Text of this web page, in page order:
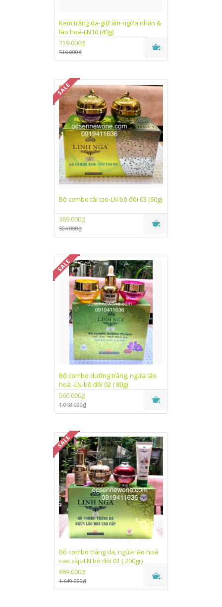
Kem trắng da-giữ ẩm-ngừa nhăn &
lão hoá-LN10 (40g)
319.000₫
516.000₫
Bộ combo tái tạo-LN bộ đôi 03 (60g)
389.000₫
504.000₫
Bộ combo dưỡng trắng, ngừa lão
hoá -LN-bộ đôi 02 ( 80g)
560.000₫
1.018.000₫
Bộ combo trắng da, ngừa lão hoá
cao cấp-LN bộ đôi 01 ( 200gr)
969.000₫
1.649.000₫